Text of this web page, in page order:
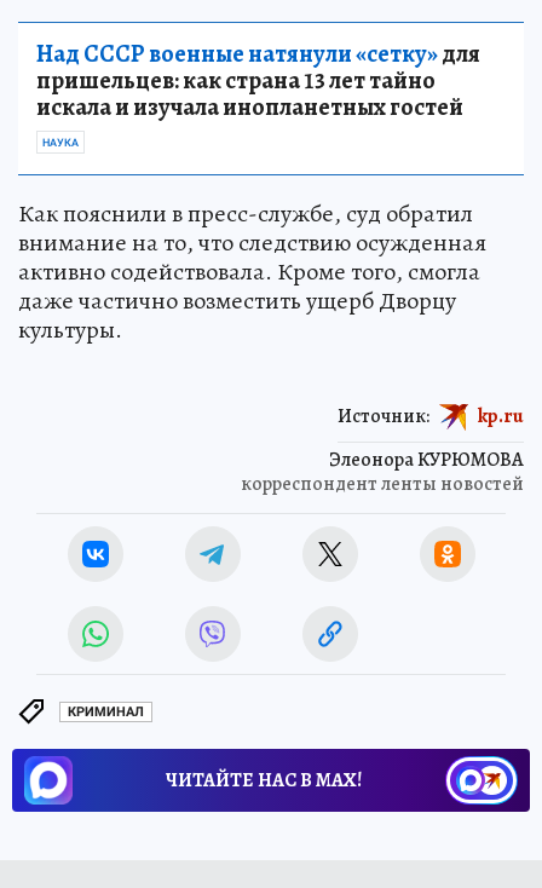
Над СССР военные натянули «сетку»для
пришельцев: как страна 13 лет тайно
искала и изучала инопланетных гостей
НАУКА
Как пояснили в пресс-службе, суд обратил
внимание на то, что следствию осужденная
активно содействовала. Кроме того, смогла
даже частично возместить ущерб Дворцу
культуры.
Элеонора КУРЮМОВА
корреспондент ленты новостей
Источник: kp.ru
КРИМИНАЛ
ЧИТАЙТЕ НАС В МАХ!